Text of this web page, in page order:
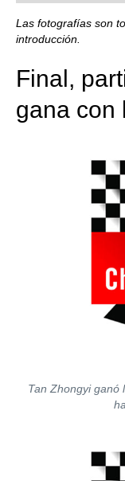
train more efficiently,
more personalised
Las fotografías son
introducción.
Final,
gana con
Tan Zhongyi ganó